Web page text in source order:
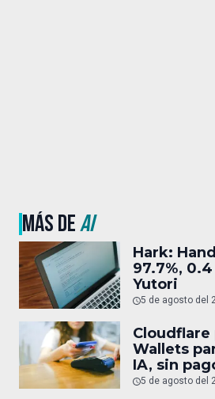
MÁS DEAI
Hark:
97.7%,
Yutori
5 de agosto del
Cloudflare
Wallets
IA, sin
5 de agosto del